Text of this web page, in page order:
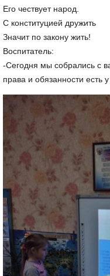
Его чествует народ.
С конституцией дружить
Значит по закону жить!
Воспитатель:
-Сегодня мы собрались с
права и обязанности есть